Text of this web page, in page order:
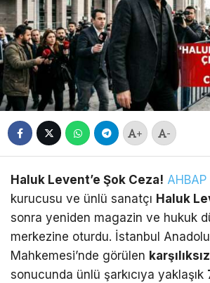
+ -
Haluk Levent’e Şok Ceza! AHBAP
kurucusu ve ünlü sanatçı Haluk
sonra yeniden magazin ve hukuk
merkezine oturdu. İstanbul
Mahkemesi’nde görülen
sonucunda ünlü şarkıcıya yaklaşık